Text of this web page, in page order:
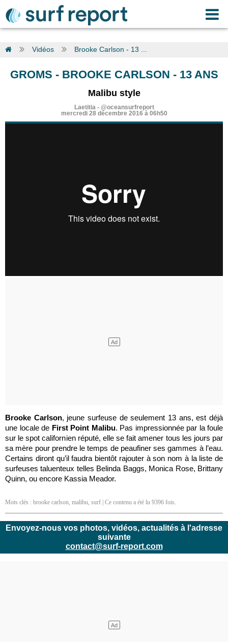
Vidéos Brooke Carlson - 13 ...
GROMS - BROOKE CARLSON - 13 ANS
Malibu style
Laetitia- @oceansurfreport
mercredi 28 décembre 2016 à 06h50
Brooke Carlson, jeune surfeuse de seulement 13 ans, est déjà
une locale de First Point Malibu. Pas impressionnée par la foule
sur le spot californien réputé, elle se fait amener tous les jours par
sa mère pour prendre le temps de peaufiner ses gammes à l’eau.
Certains diront qu’il faudra bientôt rajouter à son nom à la liste de
surfeuses taluenteux telles Belinda Baggs, Monica Rose, Brittany
Quinn, ou encore Kassia Meador.
Mots clés : brooke carlson, malibu, surf | Ce contenu a été lu 9396 fois.
Envoyez-nous vos photos, vidéos, actualités à l'adresse
suivante
contact@surf-report.com